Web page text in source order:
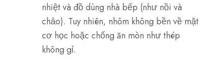
nhiệt và đồ dùng nhà bếp (như nồi và
chảo). Tuy nhiên, nhôm không bền về mặt
cơ học hoặc chống ăn mòn như thép
không gỉ.